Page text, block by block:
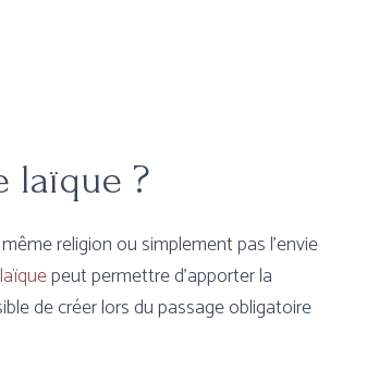
laïque ?
religion ou simplement pas l’envie
peut permettre d’apporter la
de créer lors du passage obligatoire